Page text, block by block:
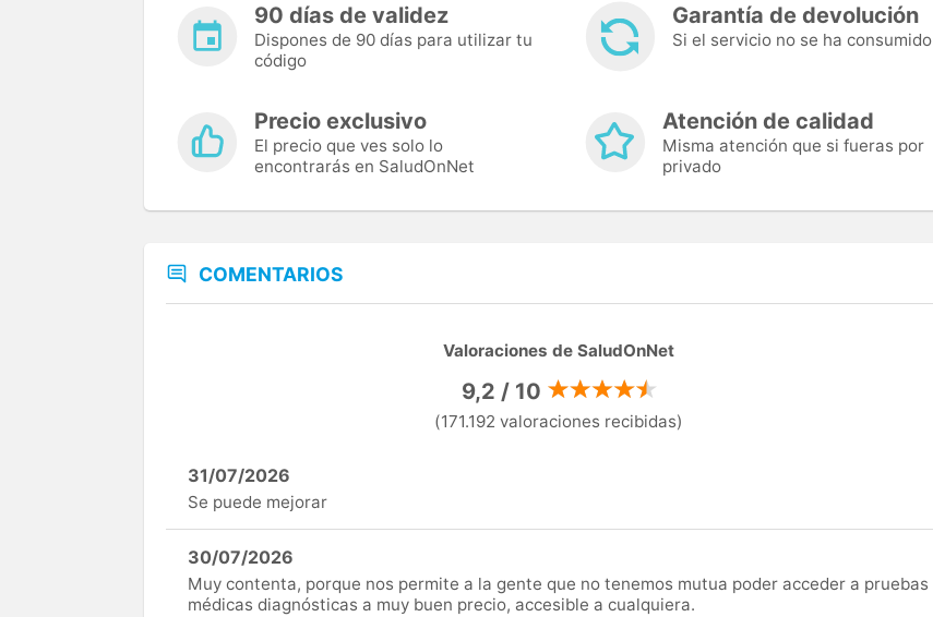
90 días de validez
Dispones de 90 días para utilizar tu
código
Garantía de devolución
Si el servicio no se ha consumido
Precio exclusivo
El precio que ves solo lo
encontrarás en SaludOnNet
Atención de calidad
Misma atención que si fueras por
privado
COMENTARIOS
Valoraciones de SaludOnNet
9,2 / 10
(171.192 valoraciones recibidas)
31/07/2026
Se puede mejorar
30/07/2026
Muy contenta, porque nos permite a la gente que no tenemos mutua poder acceder a pruebas
médicas diagnósticas a muy buen precio, accesible a cualquiera.